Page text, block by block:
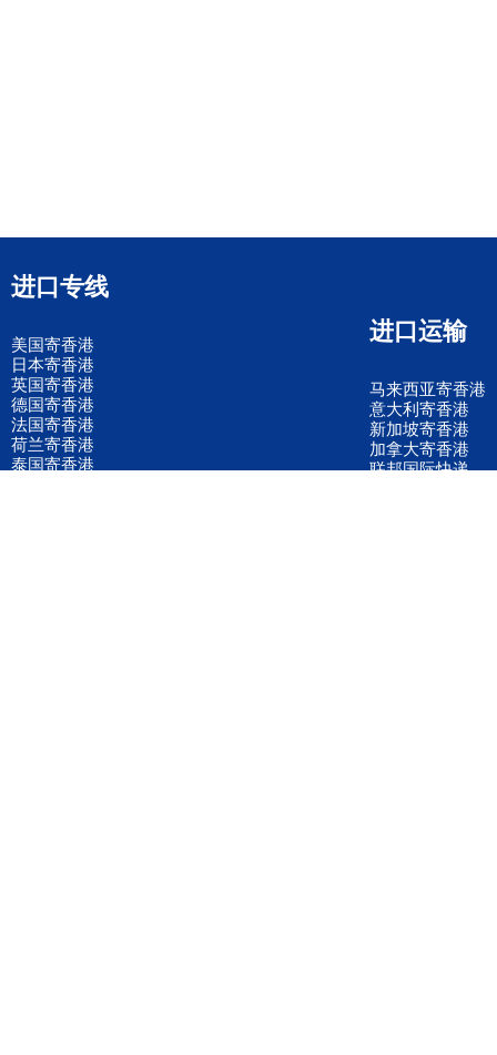
进口专线
美国寄香港
日本寄香港
英国寄香港
德国寄香港
法国寄香港
荷兰寄香港
泰国寄香港
进口运输
马来西亚寄香港
意大利寄香港
新加坡寄香港
加拿大寄香港
联邦国际快递